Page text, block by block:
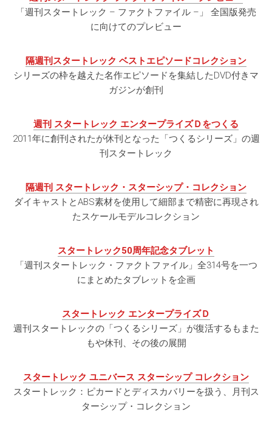
「週刊スタートレック – ファクトファイル –」 全国版発売
に向けてのプレビュー
隔週刊スタートレック ベストエピソードコレクション
シリーズの枠を越えた名作エピソードを集結したDVD付きマ
ガジンが創刊
週刊 スタートレック エンタープライズＤをつくる
2011年に創刊されたが休刊となった「つくるシリーズ」の週
刊スタートレック
隔週刊 スタートレック・スターシップ・コレクション
ダイキャストとABS素材を使用して細部まで精密に再現され
たスケールモデルコレクション
スタートレック50周年記念タブレット
「週刊スタートレック・ファクトファイル」全314号を一つ
にまとめたタブレットを企画
スタートレック エンタープライズＤ
週刊スタートレックの「つくるシリーズ」が復活するもまた
もや休刊、その後の展開
スタートレック ユニバース スターシップ コレクション
スタートレック：ピカードとディスカバリーを扱う、月刊ス
ターシップ・コレクション